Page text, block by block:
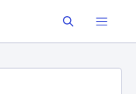
Buscar